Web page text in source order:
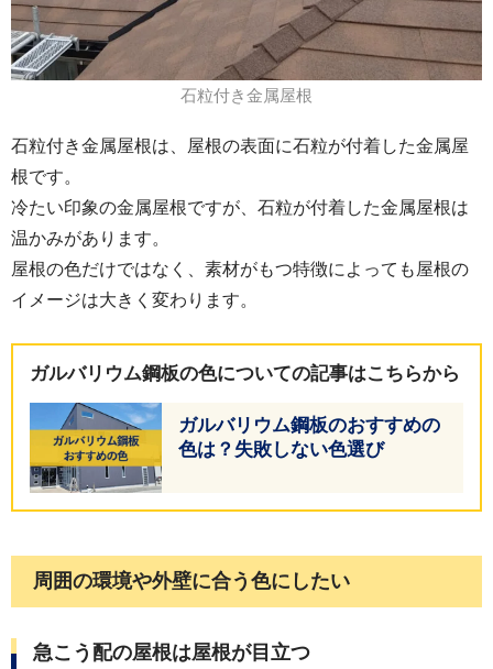
石粒付き金属屋根
石粒付き金属屋根は、屋根の表面に石粒が付着した金属屋
根です。
冷たい印象の金属屋根ですが、石粒が付着した金属屋根は
温かみがあります。
屋根の色だけではなく、素材がもつ特徴によっても屋根の
イメージは大きく変わります。
ガルバリウム鋼板の色についての記事はこちらから
ガルバリウム鋼板のおすすめの
色は？失敗しない色選び
周囲の環境や外壁に合う色にしたい
急こう配の屋根は屋根が目立つ